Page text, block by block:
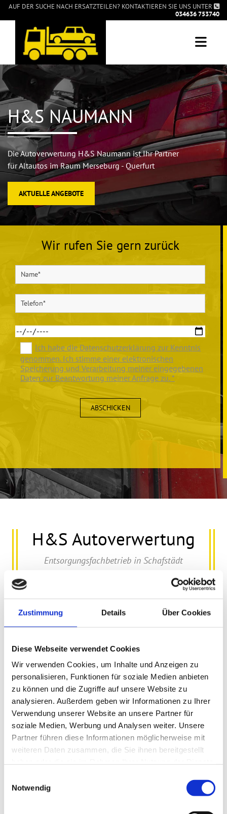
Zustimmung Details Über Cookies
Diese Webseite verwendet Cookies
Wir verwenden Cookies, um Inhalte und Anzeigen zu
personalisieren, Funktionen für soziale Medien anbieten
zu können und die Zugriffe auf unsere Website zu
analysieren. Außerdem geben wir Informationen zu Ihrer
Verwendung unserer Website an unsere Partner für
soziale Medien, Werbung und Analysen weiter. Unsere
Partner führen diese Informationen möglicherweise mit
weiteren Daten zusammen, die Sie ihnen bereitgestellt
Notwendig
Zum Inhalt springen
AUF DER SUCHE NACH ERSATZTEILEN? KONTAKTIEREN SIE UNS UNTER 
034636 753740
H&S NAUMANN
Die Autoverwertung H&S Naumann ist Ihr Partner
für Altautos im Raum Merseburg - Querfurt
AKTUELLE ANGEBOTE
Wir rufen Sie gern zurück
Ich habe die Datenschutzerklärung zur Kenntnis
genommen. Ich stimme einer elektronischen
Speicherung und Verarbeitung meiner eingegebenen
Daten zur Beantwortung meiner Anfrage zu. *
H&S Autoverwertung
Entsorgungsfachbetrieb in Schafstädt
Leistungen
Lauchstädt. mehr...
Aktuelle Angebote
gebrauchten Ersatzteilen.
Kontakt zu uns